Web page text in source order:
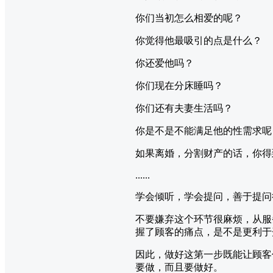
你们当初怎么相爱的呢？
你觉得他最吸引的点是什么？
你还爱他吗？
你们现在分床睡吗？
你们还有夫妻生活吗？
你是不是不能满足他的性需求
如果离婚，分割财产的话，你
......
学会倾听，学会提问，善于提
不要嫌弃这个环节很麻烦，从
握了顾客的痛点，是不是更利
因此，做好这第一步既能让顾
要做，而且要做好。